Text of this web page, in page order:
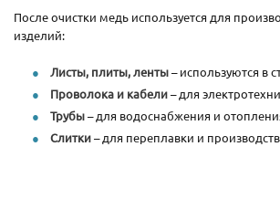
После очистки медь используется для
изделий:
Листы, плиты, ленты– используются в
Проволока и кабели– для
Трубы– для водоснабжения и
Слитки– для переплавки и